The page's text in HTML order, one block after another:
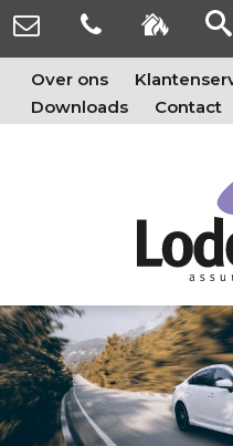
Over ons
Downloads
Contact